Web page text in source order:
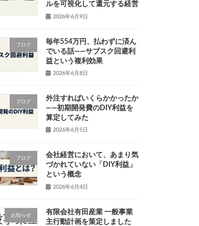
ルを可視化して還元する経営
2026年6月9日
ブログ
毎年554万円、払わずに済ん
でいる話——サブスク回避利
益という複利効果
2026年6月8日
ブログ
外注すればいくらかかったか
——初期開発費のDIY利益を
算定してみた
2026年6月5日
ブログ
会社経営において、あまり気
づかれていない「DIY利益」
という概念
2026年6月4日
お知らせ
有限会社有田産業 一般事業
主行動計画を策定しました